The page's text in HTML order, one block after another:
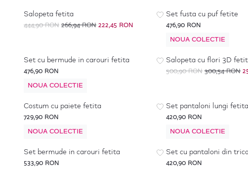
Salopeta fetita
444,90 RON266,94 RON222,45 RON
Set fusta cu puf fetite
476,90 RON
NOUA COLECTIE
Set cu bermude in carouri fetita
476,90 RON
NOUA COLECTIE
-50%*
Salopeta cu flori 3D
500,90 RON300,54 RON
Costum cu paiete fetita
729,90 RON
NOUA COLECTIE
Set pantaloni lungi fetita
420,90 RON
NOUA COLECTIE
Set bermude in carouri fetita
533,90 RON
Set cu pantaloni din
420,90 RON